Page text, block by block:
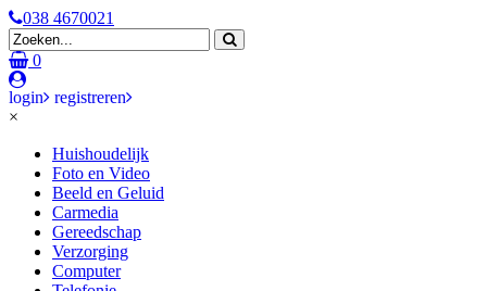
038 4670021
0
login
registreren
×
Huishoudelijk
Foto en Video
Beeld en Geluid
Carmedia
Gereedschap
Verzorging
Computer